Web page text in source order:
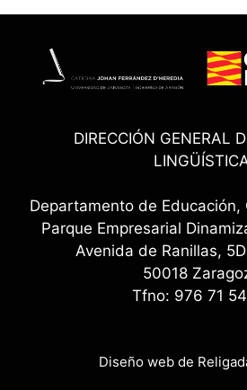
DIRECCIÓN GENERAL
Departamento de Educación,
Parque Empresarial
Avenida de Ranillas,
50018
Tfno: 976 71
Diseño web de